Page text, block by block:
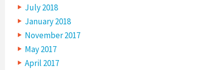
July 2018
January 2018
November 2017
May 2017
April 2017